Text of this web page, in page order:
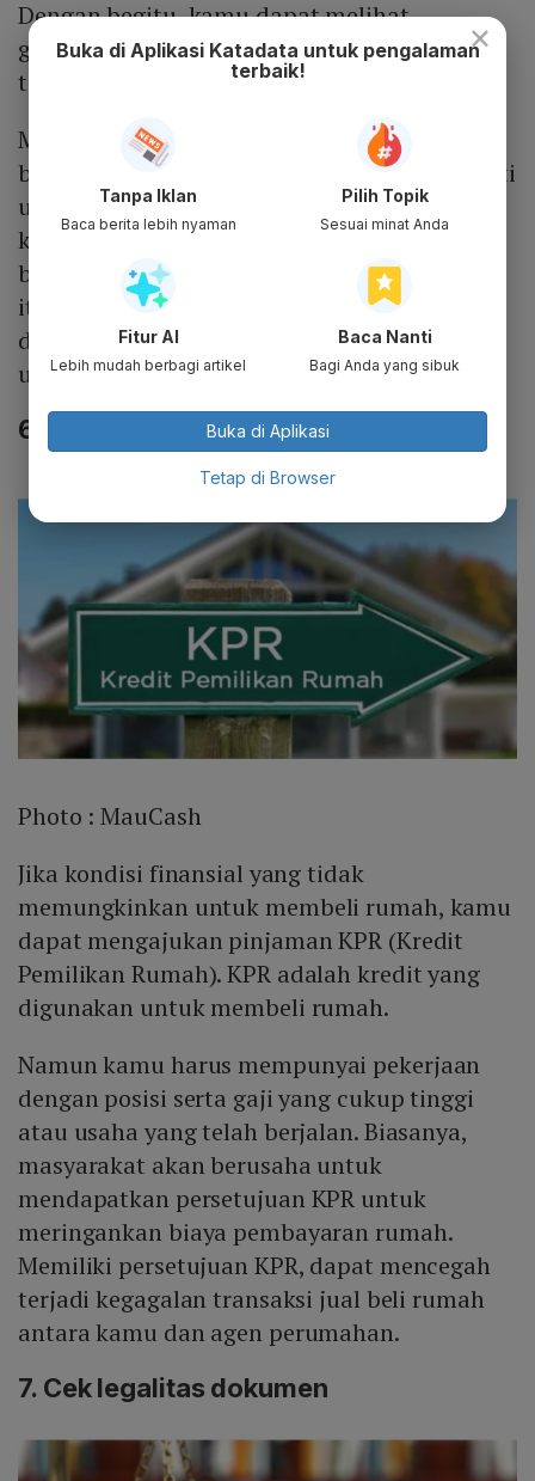
Dengan begitu, kamu dapat melihat
gambaran berapa banyak dana yang telah
tersedia untuk investasi.
Membeli properti bukan hanya membayar
biaya pokok, namun ada biaya lainnya seperti
uang tanda jadi, angsuran, biaya
kepengurusan lainnya dan masih banyak
biaya yang harus kamu bayarkan. Maka dari
itu, kamu harus menyesuaikan harga rumah
dengan kondisi finansial, agar tidak berat
untuk melakukan pembayaran.
6. Persetujuan KPR
Photo :MauCash
Jika kondisi finansial yang tidak
memungkinkan untuk membeli rumah, kamu
dapat mengajukan pinjaman KPR (Kredit
Pemilikan Rumah). KPR adalah kredit yang
digunakan untuk membeli rumah.
Namun kamu harus mempunyai pekerjaan
dengan posisi serta gaji yang cukup tinggi
atau usaha yang telah berjalan. Biasanya,
masyarakat akan berusaha untuk
mendapatkan persetujuan KPR untuk
meringankan biaya pembayaran rumah.
Memiliki persetujuan KPR, dapat mencegah
terjadi kegagalan transaksi jual beli rumah
antara kamu dan agen perumahan.
7. Cek legalitas dokumen
×
Buka di Aplikasi Katadata untuk pengalaman
terbaik!
Tanpa Iklan
Baca berita lebih nyaman
Pilih Topik
Sesuai minat Anda
Fitur AI
Lebih mudah berbagi artikel
Baca Nanti
Bagi Anda yang sibuk
Buka di Aplikasi
Tetap di Browser